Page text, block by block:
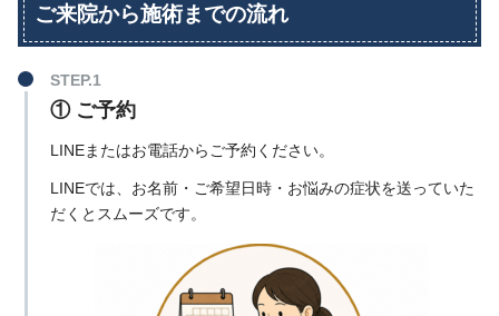
ご来院から施術までの流れ
① ご予約
LINEまたはお電話からご予約ください。
LINEでは、お名前・ご希望日時・お悩みの症状を送っていた
だくとスムーズです。